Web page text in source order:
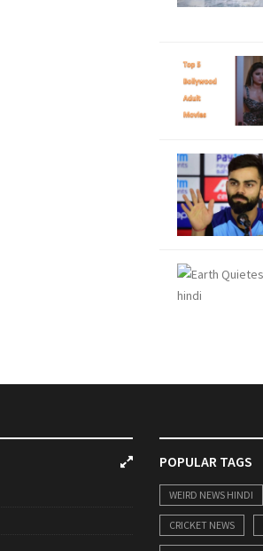
POPULAR TAGS
WEIRD NEWS HINDI
CRICKET NEWS